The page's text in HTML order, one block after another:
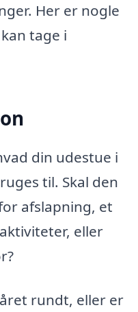
Her er nogle
tage i
din udestue i
til. Skal den
afslapning, et
eller
rundt, eller er